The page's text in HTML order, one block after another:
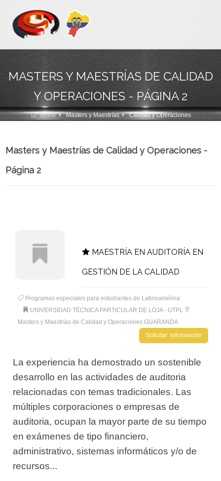
MASTERS Y MAESTRÍAS DE CALIDAD
Y OPERACIONES - PÁGINA 2
Home Masters y Maestrías Calidad y Operaciones
Masters y Maestrías de Calidad y Operaciones -
Página 2
MAESTRÍA EN AUDITORÍA EN
GESTIÓN DE LA CALIDAD
Programas especiales para estudiantes de Latinoamérica
UNIVERSIDAD TÉCNICA PARTICULAR DE LOJA - UTPL
Masters y Maestrías de Calidad y Operaciones GUARANDA
Solicitar información
La experiencia ha demostrado un sostenible
desarrollo en las actividades de auditoria
relacionadas con temas tradicionales. Las
múltiples corporaciones o empresas de
auditoria, ocupan la mayor parte de su tiempo
en exámenes de tipo financiero,
administrativo, sistemas informáticos y/o de
recursos...